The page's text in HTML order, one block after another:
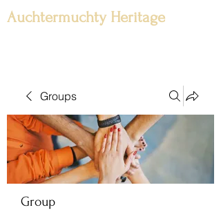
Auchtermuchty Heritage
Groups
Group